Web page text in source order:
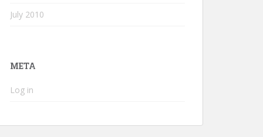
July 2010
META
Log in